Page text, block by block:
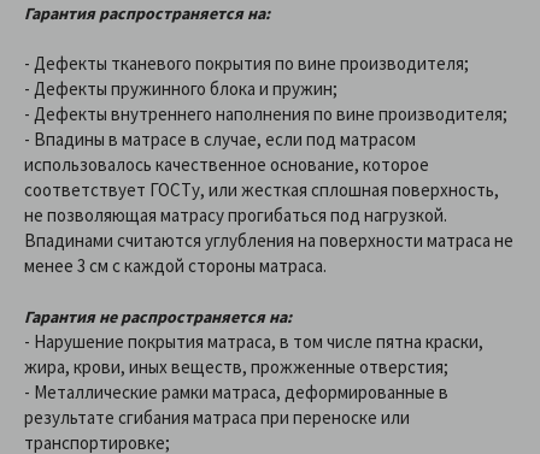
Гарантия распространяется на:
- Дефекты тканевого покрытия по вине производителя;
- Дефекты пружинного блока и пружин;
- Дефекты внутреннего наполнения по вине производителя;
- Впадины в матрасе в случае, если под матрасом
использовалось качественное основание, которое
соответствует ГОСТу, или жесткая сплошная поверхность,
не позволяющая матрасу прогибаться под нагрузкой.
Впадинами считаются углубления на поверхности матраса не
менее 3 см с каждой стороны матраса.
Гарантия не распространяется на:
- Нарушение покрытия матраса, в том числе пятна краски,
жира, крови, иных веществ, прожженные отверстия;
- Металлические рамки матраса, деформированные в
результате сгибания матраса при переноске или
транспортировке;